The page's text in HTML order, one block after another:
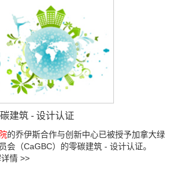
建筑 - 设计认证
的乔伊斯合作与创新中心已被授予加拿大绿
会（CaGBC）的零碳建筑 - 设计认证。
情 >>